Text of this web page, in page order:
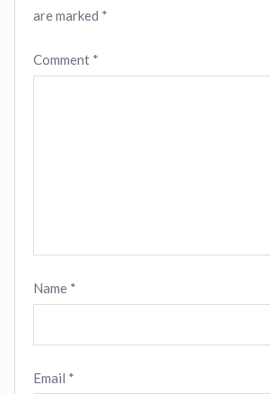
are marked *
Comment *
Name *
Email *